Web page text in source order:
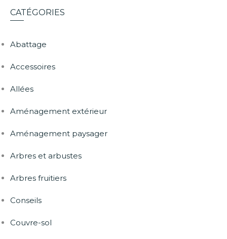
CATÉGORIES
Abattage
Accessoires
Allées
Aménagement extérieur
Aménagement paysager
Arbres et arbustes
Arbres fruitiers
Conseils
Couvre-sol